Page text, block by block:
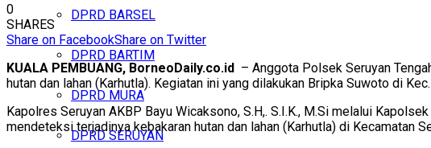
DPRD BARSEL
DPRD BARTIM
DPRD MURA
DPRD SERUYAN
0
SHARES
Share on FacebookShare on Twitter
KUALA PEMBUANG, BorneoDaily.co.id – Anggota Polsek Seruyan
hutan dan lahan (Karhutla). Kegiatan ini yang dilakukan Bripka Suwoto di
Kapolres Seruyan AKBP Bayu Wicaksono, S.H,. S.I.K., M.Si melalui
mendeteksi terjadinya kebakaran hutan dan lahan (Karhutla) di Kecamatan